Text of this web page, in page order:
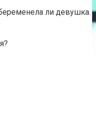
ли девушка.